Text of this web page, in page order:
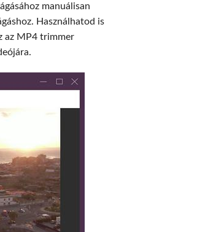
manuálisan
Használhatod is
az MP4 trimmer